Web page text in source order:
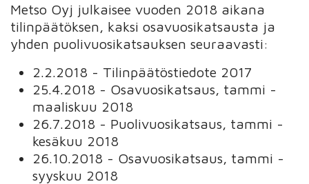
Metso Oyj julkaisee vuoden 2018 aikana
tilinpäätöksen, kaksi osavuosikatsausta ja
yhden puolivuosikatsauksen seuraavasti:
2.2.2018 - Tilinpäätöstiedote 2017
25.4.2018 - Osavuosikatsaus, tammi -
maaliskuu 2018
26.7.2018 - Puolivuosikatsaus, tammi -
kesäkuu 2018
26.10.2018 - Osavuosikatsaus, tammi -
syyskuu 2018